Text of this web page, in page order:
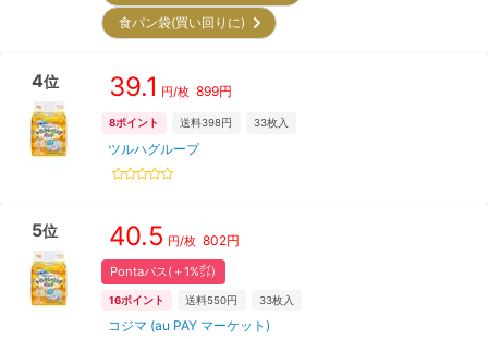
食パン袋(買い回りに)
4位 39.1 円/枚 899円
8ポイント 送料398円 33枚入
ツルハグループ
5位 40.5 円/枚 802円
Pontaパス(＋1%㌽)
16ポイント 送料550円 33枚入
コジマ (au PAY マーケット)